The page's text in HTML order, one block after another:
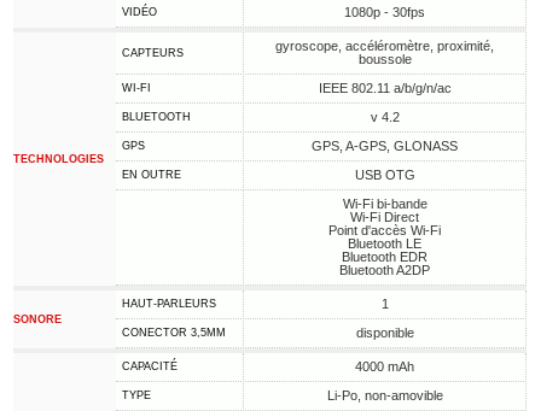
VIDÉO 1080p - 30fps
TECHNOLOGIES
CAPTEURS
gyroscope, accéléromètre, proximité,
boussole
WI-FI IEEE 802.11 a/b/g/n/ac
BLUETOOTH v 4.2
GPS GPS, A-GPS, GLONASS
EN OUTRE
USB OTG
Wi-Fi bi-bande
Wi-Fi Direct
Point d'accès Wi-Fi
Bluetooth LE
Bluetooth EDR
Bluetooth A2DP
SONORE
HAUT-PARLEURS 1
CONECTOR 3,5MM disponible
CAPACITÉ 4000 mAh
TYPE Li-Po, non-amovible